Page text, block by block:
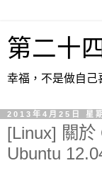
第二十
幸福，不是做自己
2013年4月25日 星
[Linux] 關於
Ubuntu